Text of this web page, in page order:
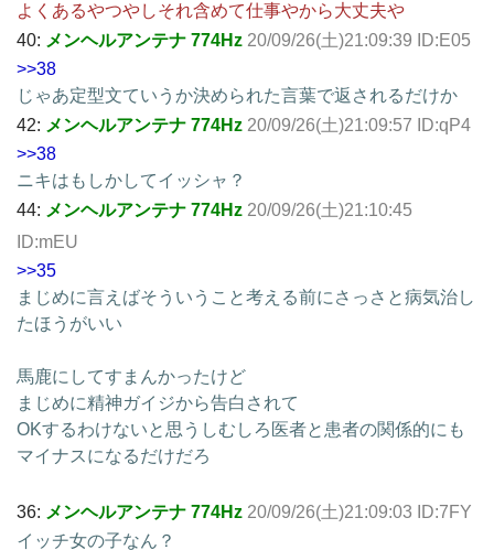
よくあるやつやしそれ含めて仕事やから大丈夫や
40: メンヘルアンテナ 774Hz 20/09/26(土)21:09:39 ID:E05
>>38
じゃあ定型文ていうか決められた言葉で返されるだけか
42: メンヘルアンテナ 774Hz 20/09/26(土)21:09:57 ID:qP4
>>38
ニキはもしかしてイッシャ？
44: メンヘルアンテナ 774Hz 20/09/26(土)21:10:45
ID:mEU
>>35
まじめに言えばそういうこと考える前にさっさと病気治し
たほうがいい
馬鹿にしてすまんかったけど
まじめに精神ガイジから告白されて
OKするわけないと思うしむしろ医者と患者の関係的にも
マイナスになるだけだろ
36: メンヘルアンテナ 774Hz 20/09/26(土)21:09:03 ID:7FY
イッチ女の子なん？